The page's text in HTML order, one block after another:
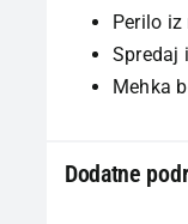
Perilo
Spredaj
Mehka
Dodatne